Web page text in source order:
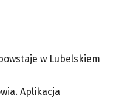
w Lubelskiem
Aplikacja